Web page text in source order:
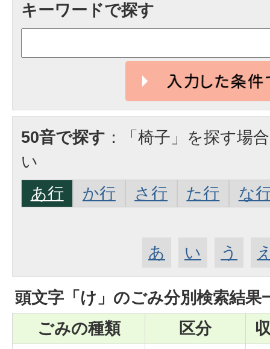
キーワードで探す
50音で探す ：「椅子」を探す場
い
あ行
か行 さ行 た行 な
あ い う
頭文字「 け 」のごみ分別検索結果
ごみの種類
区分